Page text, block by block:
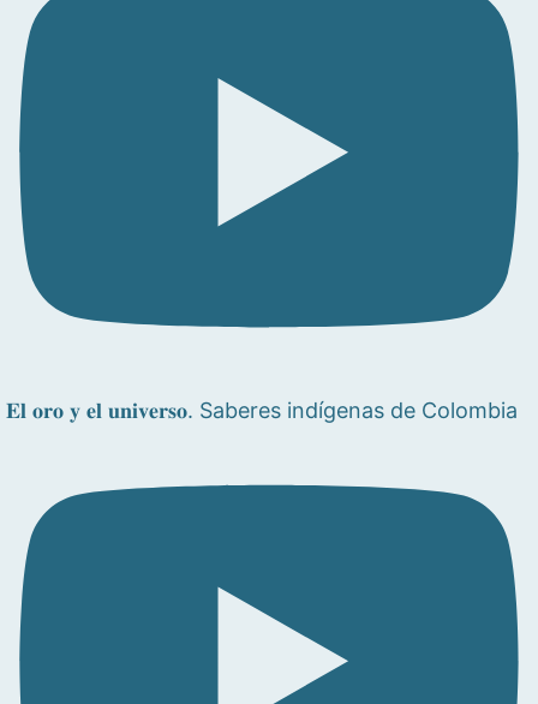
𝐄𝐥 𝐨𝐫𝐨 𝐲 𝐞𝐥 𝐮𝐧𝐢𝐯𝐞𝐫𝐬𝐨. Saberes indígenas de Colombia